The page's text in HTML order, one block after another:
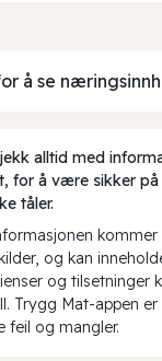
å se
alltid med
for å være sikker på
tåler.
og kan
og tilsetninger
Trygg Mat-appen
feil og mangler.